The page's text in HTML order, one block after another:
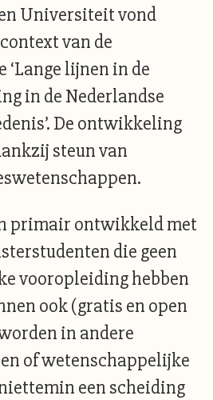
Universiteit vond
van de
lijnen in de
in de Nederlandse
De ontwikkeling
steun van
primair ontwikkeld met
die geen
vooropleiding hebben
ook (gratis en open
in andere
of wetenschappelijke
een scheiding